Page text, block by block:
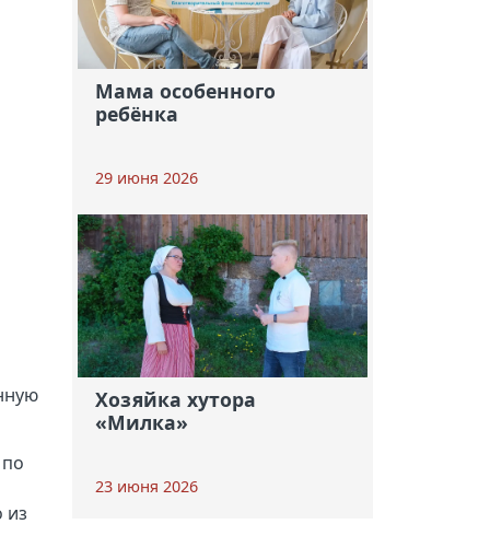
из
Мама особенного
ребёнка
29 июня 2026
Хозяйка хутора
«Милка»
23 июня 2026